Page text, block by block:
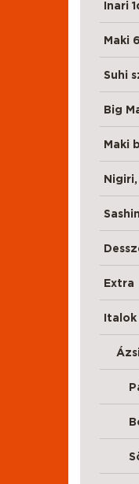
Inari
Maki
Suhi
Big
Maki
Extra
Italok